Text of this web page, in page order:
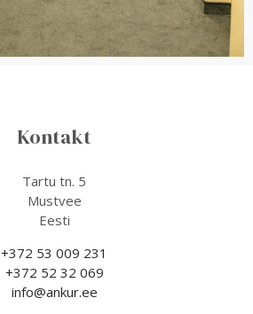
Kontakt
Tartu tn. 5
Mustvee
Eesti
+372 53 009 231
+372 52 32 069
info@ankur.ee